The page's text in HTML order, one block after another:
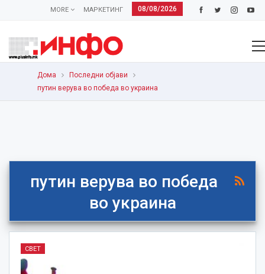
08/08/2026
МАРКЕТИНГ
MORE
Дома
Последни објави
путин верува во победа во украина
путин верува во победа
во украина
СВЕТ